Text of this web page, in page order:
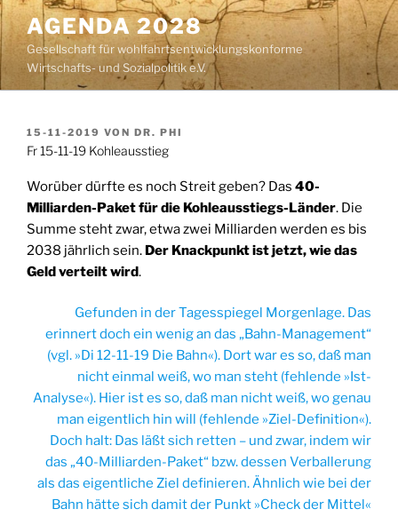
Zum
Inhalt
springen
AGENDA 2028
Gesellschaft für wohlfahrtsentwicklungskonforme
Wirtschafts- und Sozialpolitik e.V.
VERÖFFENTLICHT
AM
15-11-2019 VON DR. PHI
Fr 15-11-19 Kohleausstieg
Worüber dürfte es noch Streit geben? Das 40-
Milliarden-Paket für die Kohleausstiegs-Länder. Die
Summe steht zwar, etwa zwei Milliarden werden es bis
2038 jährlich sein. Der Knackpunkt ist jetzt, wie das
Geld verteilt wird.
Gefunden in der Tagesspiegel Morgenlage. Das
erinnert doch ein wenig an das „Bahn-Management“
(vgl. »Di 12-11-19 Die Bahn«). Dort war es so, daß man
nicht einmal weiß, wo man steht (fehlende »Ist-
Analyse«). Hier ist es so, daß man nicht weiß, wo genau
man eigentlich hin will (fehlende »Ziel-Definition«).
Doch halt: Das läßt sich retten – und zwar, indem wir
das „40-Milliarden-Paket“ bzw. dessen Verballerung
als das eigentliche Ziel definieren. Ähnlich wie bei der
Bahn hätte sich damit der Punkt »Check der Mittel«